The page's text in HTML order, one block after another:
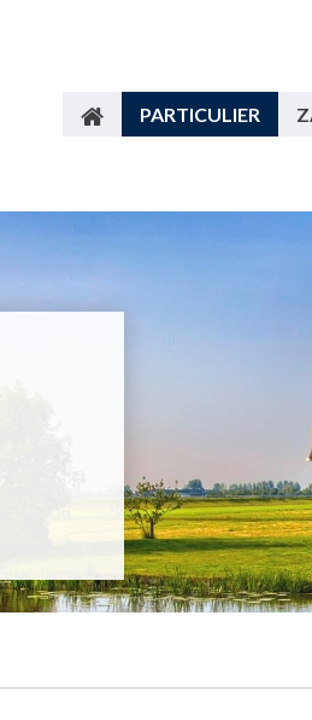
PARTICULIER